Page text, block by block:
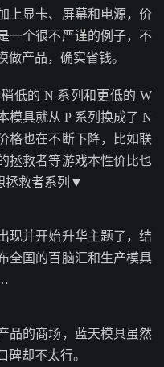
上显卡、屏幕和电源，价
一个很不严谨的例子，不
产品，确实省钱。
低的 N 系列和更低的 W
模具就从 P 系列换成了 N
格也在不断下降，比如联
拯救者等游戏本性价比也
拯救者系列▼
现并开始升华主题了，结
全国的百脑汇和生产模具
品的商场，蓝天模具虽然
碑却不太行。